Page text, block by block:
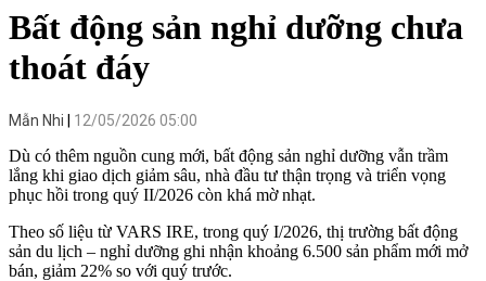
Bất động sản nghỉ dưỡng chưa
thoát đáy
Mẫn Nhi 12/05/2026 05:00
Dù có thêm nguồn cung mới, bất động sản nghỉ dưỡng vẫn trầm
lắng khi giao dịch giảm sâu, nhà đầu tư thận trọng và triển vọng
phục hồi trong quý II/2026 còn khá mờ nhạt.
Theo số liệu từ VARS IRE, trong quý I/2026, thị trường bất động
sản du lịch – nghỉ dưỡng ghi nhận khoảng 6.500 sản phẩm mới mở
bán, giảm 22% so với quý trước.